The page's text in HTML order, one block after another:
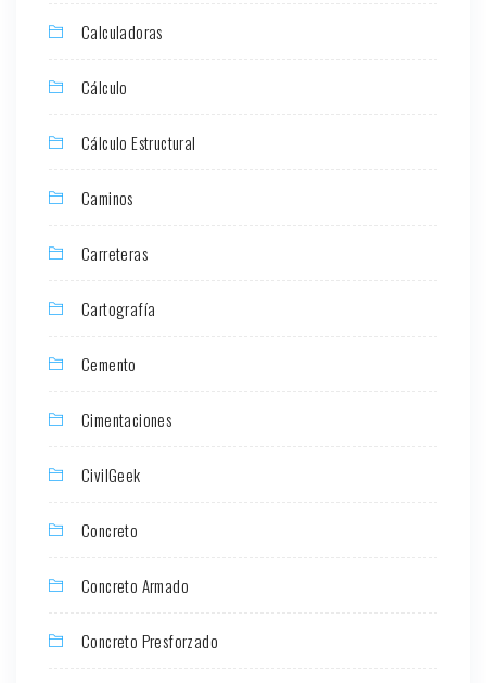
Calculadoras
Cálculo
Cálculo Estructural
Caminos
Carreteras
Cartografía
Cemento
Cimentaciones
CivilGeek
Concreto
Concreto Armado
Concreto Presforzado